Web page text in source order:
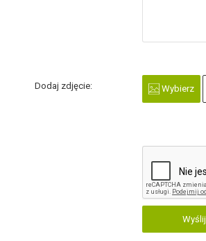
Dodaj zdjęcie: Wybierz
Wyślij